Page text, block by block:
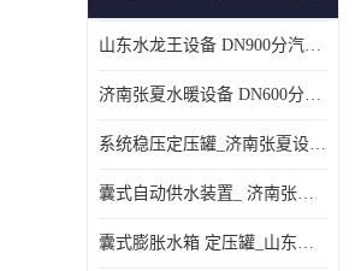
山东水龙王设备 DN900分汽缸 分集水器
济南张夏水暖设备 DN600分汽缸 分集水器
系统稳压定压罐_济南张夏设备厂家_采暖空调系统
囊式自动供水装置_ 济南张夏水暖设备
囊式膨胀水箱 定压罐_山东水龙王设备销售